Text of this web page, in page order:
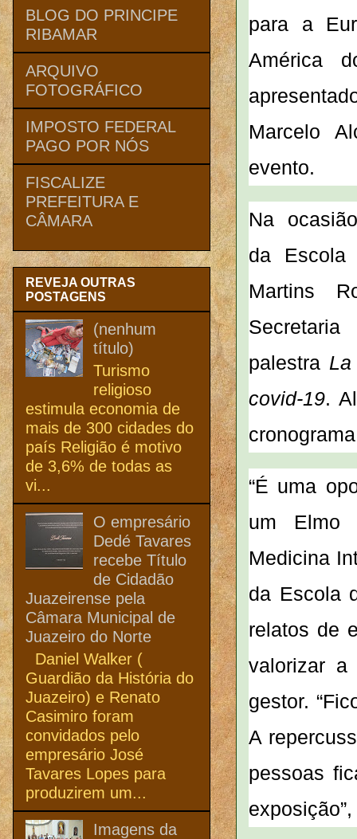
para a
América
Marcelo
evento.
Na
da
Martins
palestra
covid-19.
“É uma
um Elmo
Medicina
da Escola
relatos de
valorizar
gestor.
A
pessoas
BLOG DO PRINCIPE
RIBAMAR
ARQUIVO
FOTOGRÁFICO
IMPOSTO FEDERAL
PAGO POR NÓS
FISCALIZE
PREFEITURA E
CÂMARA
REVEJA OUTRAS
POSTAGENS
(nenhum
título)
Turismo
religioso
estimula economia de
mais de 300 cidades do
país Religião é motivo
de 3,6% de todas as
vi...
O empresário
Dedé Tavares
recebe Título
de Cidadão
Juazeirense pela
Câmara Municipal de
Juazeiro do Norte
Daniel Walker (
Guardião da História do
Juazeiro) e Renato
Casimiro foram
convidados pelo
empresário José
Tavares Lopes para
produzirem um...
Imagens da